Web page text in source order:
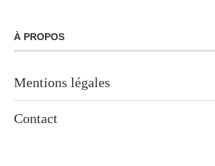
À PROPOS
Mentions légales
Contact